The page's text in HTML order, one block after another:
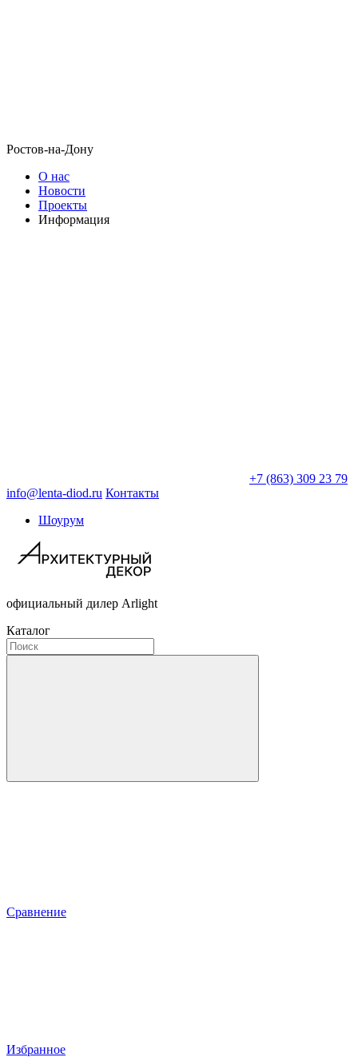
Ростов-на-Дону
О нас
Новости
Проекты
Информация
+7 (863) 309 23 79
info@lenta-diod.ru Контакты
Шоурум
официальный дилер Arlight
Каталог
Сравнение
Избранное